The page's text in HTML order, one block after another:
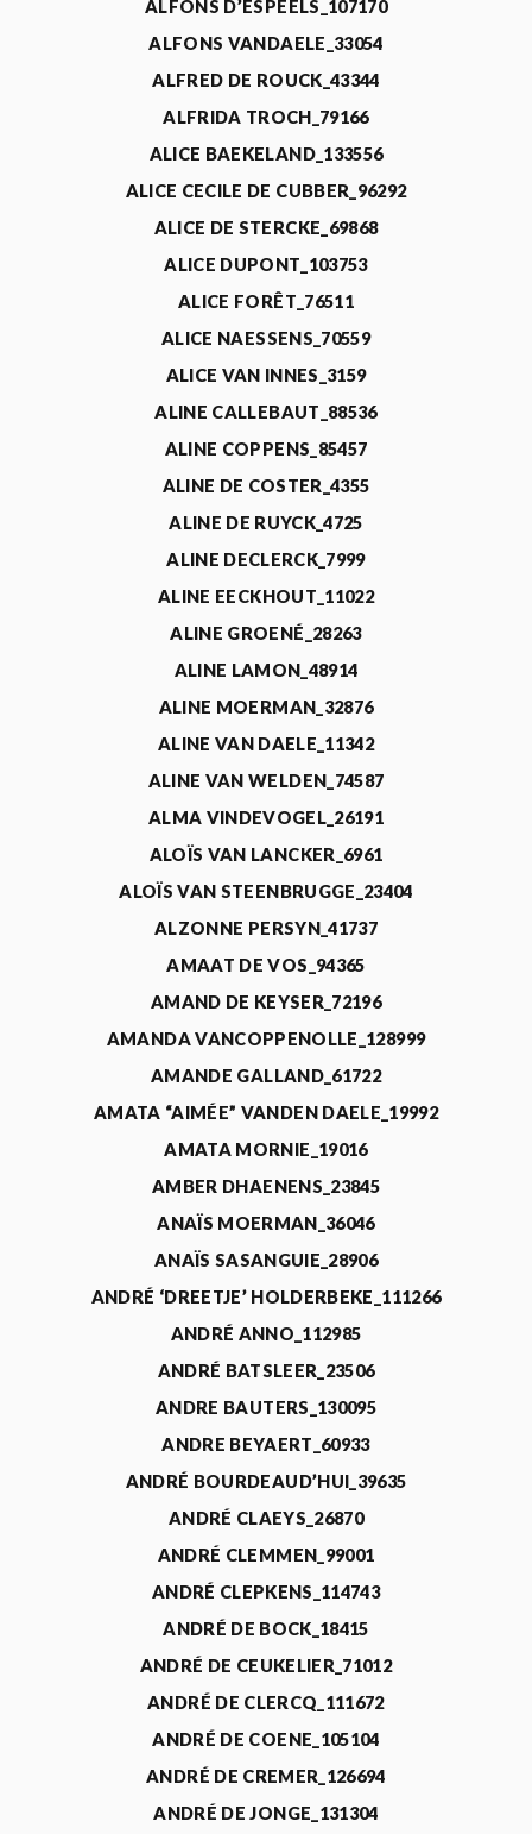
ALFONS D’ESPEELS_107170
ALFONS VANDAELE_33054
ALFRED DE ROUCK_43344
ALFRIDA TROCH_79166
ALICE BAEKELAND_133556
ALICE CECILE DE CUBBER_96292
ALICE DE STERCKE_69868
ALICE DUPONT_103753
ALICE FORÊT_76511
ALICE NAESSENS_70559
ALICE VAN INNES_3159
ALINE CALLEBAUT_88536
ALINE COPPENS_85457
ALINE DE COSTER_4355
ALINE DE RUYCK_4725
ALINE DECLERCK_7999
ALINE EECKHOUT_11022
ALINE GROENÉ_28263
ALINE LAMON_48914
ALINE MOERMAN_32876
ALINE VAN DAELE_11342
ALINE VAN WELDEN_74587
ALMA VINDEVOGEL_26191
ALOÏS VAN LANCKER_6961
ALOÏS VAN STEENBRUGGE_23404
ALZONNE PERSYN_41737
AMAAT DE VOS_94365
AMAND DE KEYSER_72196
AMANDA VANCOPPENOLLE_128999
AMANDE GALLAND_61722
AMATA “AIMÉE” VANDEN DAELE_19992
AMATA MORNIE_19016
AMBER DHAENENS_23845
ANAÏS MOERMAN_36046
ANAÏS SASANGUIE_28906
ANDRÉ ‘DREETJE’ HOLDERBEKE_111266
ANDRÉ ANNO_112985
ANDRÉ BATSLEER_23506
ANDRE BAUTERS_130095
ANDRE BEYAERT_60933
ANDRÉ BOURDEAUD’HUI_39635
ANDRÉ CLAEYS_26870
ANDRÉ CLEMMEN_99001
ANDRÉ CLEPKENS_114743
ANDRÉ DE BOCK_18415
ANDRÉ DE CEUKELIER_71012
ANDRÉ DE CLERCQ_111672
ANDRÉ DE COENE_105104
ANDRÉ DE CREMER_126694
ANDRÉ DE JONGE_131304